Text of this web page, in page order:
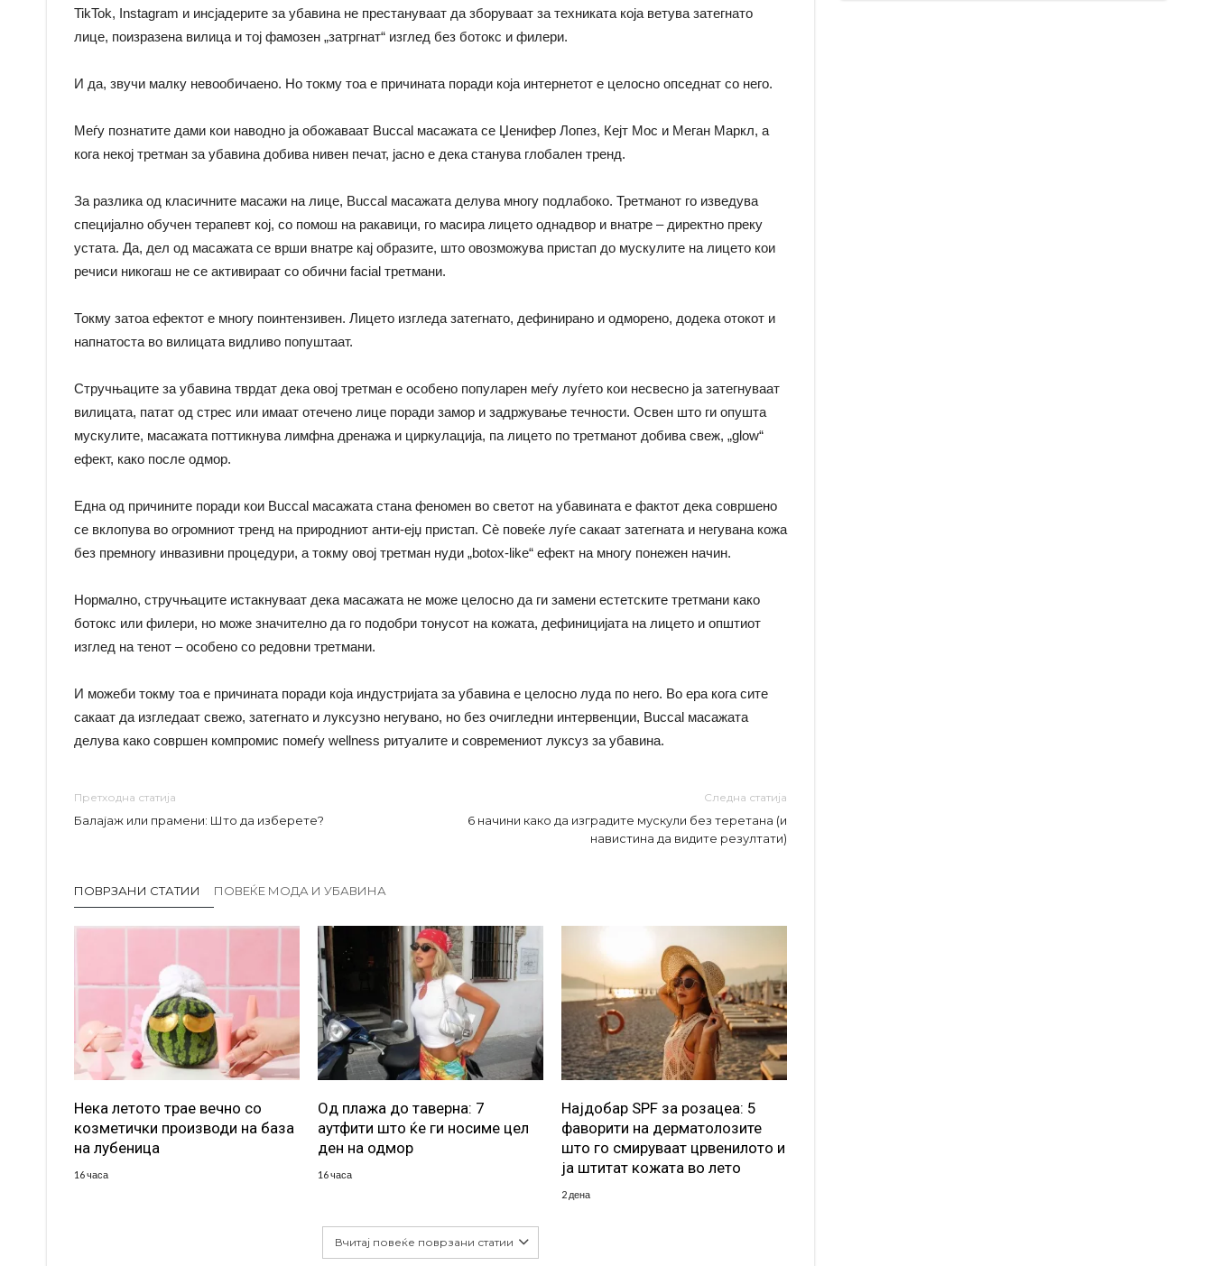
TikTok, Instagram и инсјадерите за убавина не престануваат да зборуваат за техниката која ветува затегнато
лице, поизразена вилица и тој фамозен „затргнат“ изглед без ботокс и филери.
И да, звучи малку невообичаено. Но токму тоа е причината поради која интернетот е целосно опседнат со него.
Меѓу познатите дами кои наводно ја обожаваат Buccal масажата се Џенифер Лопез, Кејт Мос и Меган Маркл, а
кога некој третман за убавина добива нивен печат, јасно е дека станува глобален тренд.
За разлика од класичните масажи на лице, Buccal масажата делува многу подлабоко. Третманот го изведува
специјално обучен терапевт кој, со помош на ракавици, го масира лицето однадвор и внатре – директно преку
устата. Да, дел од масажата се врши внатре кај образите, што овозможува пристап до мускулите на лицето кои
речиси никогаш не се активираат со обични facial третмани.
Токму затоа ефектот е многу поинтензивен. Лицето изгледа затегнато, дефинирано и одморено, додека отокот и
напнатоста во вилицата видливо попуштаат.
Стручњаците за убавина тврдат дека овој третман е особено популарен меѓу луѓето кои несвесно ја затегнуваат
вилицата, патат од стрес или имаат отечено лице поради замор и задржување течности. Освен што ги опушта
мускулите, масажата поттикнува лимфна дренажа и циркулација, па лицето по третманот добива свеж, „glow“
ефект, како после одмор.
Една од причините поради кои Buccal масажата стана феномен во светот на убавината е фактот дека совршено
се вклопува во огромниот тренд на природниот анти-ејџ пристап. Сè повеќе луѓе сакаат затегната и негувана кожа
без премногу инвазивни процедури, а токму овој третман нуди „botox-like“ ефект на многу понежен начин.
Нормално, стручњаците истакнуваат дека масажата не може целосно да ги замени естетските третмани како
ботокс или филери, но може значително да го подобри тонусот на кожата, дефиницијата на лицето и општиот
изглед на тенот – особено со редовни третмани.
И можеби токму тоа е причината поради која индустријата за убавина е целосно луда по него. Во ера кога сите
сакаат да изгледаат свежо, затегнато и луксузно негувано, но без очигледни интервенции, Buccal масажата
делува како совршен компромис помеѓу wellness ритуалите и современиот луксуз за убавина.
Претходна статија
Балајаж или прамени: Што да изберете?
Следна статија
6 начини како да изградите мускули без теретана (и
навистина да видите резултати)
ПОВРЗАНИ СТАТИИ ПОВЕЌЕ МОДА И УБАВИНА
Нека летото трае вечно со
козметички производи на база
на лубеница
16 часа
Од плажа до таверна: 7
аутфити што ќе ги носиме цел
ден на одмор
16 часа
Најдобар SPF за розацеа: 5
фаворити на дерматолозите
што го смируваат црвенилото и
ја штитат кожата во лето
2 дена
Вчитај повеќе поврзани статии